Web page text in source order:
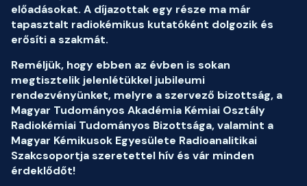
előadásokat. A díjazottak egy része ma már
tapasztalt radiokémikus kutatóként dolgozik és
erősíti a szakmát.
Reméljük, hogy ebben az évben is sokan
megtisztelik jelenlétükkel jubileumi
rendezvényünket, melyre a szervező bizottság, a
Magyar Tudományos Akadémia Kémiai Osztály
Radiokémiai Tudományos Bizottsága, valamint a
Magyar Kémikusok Egyesülete Radioanalitikai
Szakcsoportja szeretettel hív és vár minden
érdeklődőt!